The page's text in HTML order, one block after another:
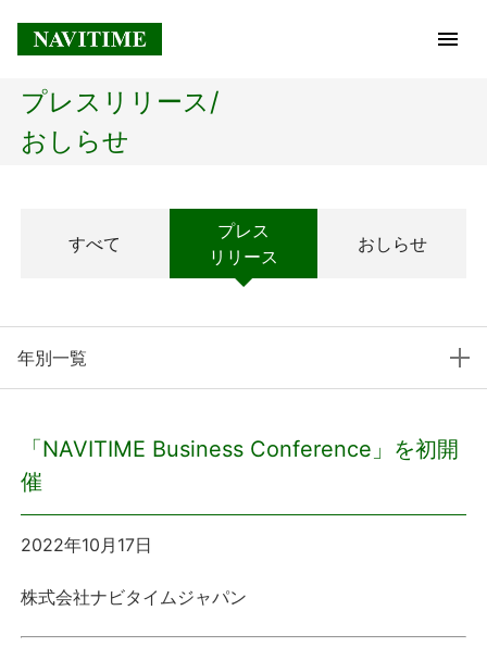
トップページ
経営理念
プレスリリース
おしらせ
プレスリリース/
おしらせ
すべて
プレス
リリース
おしらせ
年別一覧
「NAVITIME Business Conference」を初開
催
2022年10月17日
株式会社ナビタイムジャパン